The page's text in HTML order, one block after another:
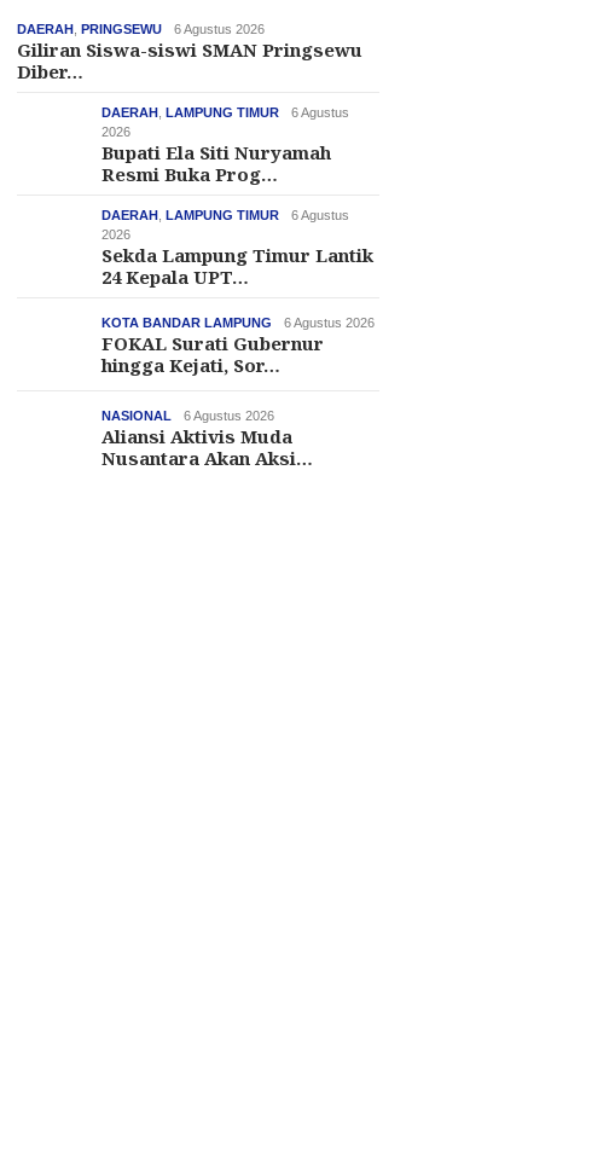
DAERAH ,PRINGSEWU 6 Agustus 2026
Giliran Siswa-siswi SMAN Pringsewu
Diber…
DAERAH ,LAMPUNG TIMUR
6 Agustus
2026
Bupati Ela Siti Nuryamah
Resmi Buka Prog…
DAERAH ,LAMPUNG TIMUR
6 Agustus
2026
Sekda Lampung Timur Lantik
24 Kepala UPT…
KOTA BANDAR LAMPUNG 6 Agustus 2026
FOKAL Surati Gubernur
hingga Kejati, Sor…
NASIONAL 6 Agustus 2026
Aliansi Aktivis Muda
Nusantara Akan Aksi…